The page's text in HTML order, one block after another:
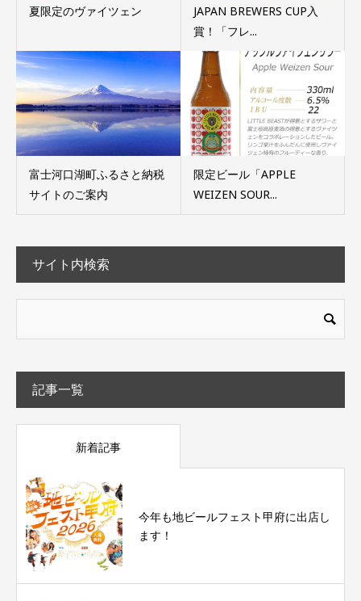
夏限定のヴァイツェン
JAPAN BREWERS CUP入
賞！「フレ...
富士河口湖町ふるさと納税
サイトのご案内
限定ビール「APPLE
WEIZEN SOUR...
サイト内検索
記事一覧
新着記事
今年も地ビールフェスト甲府に出店し
ます！